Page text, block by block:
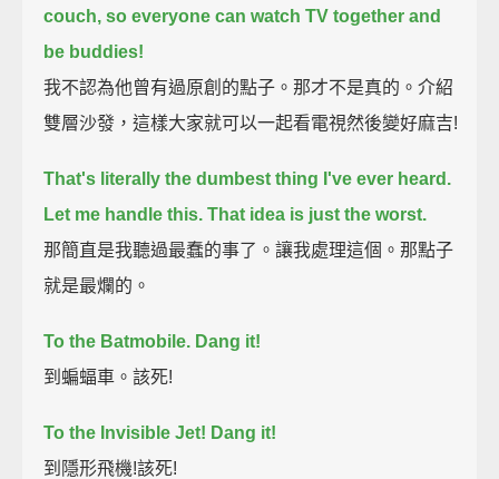
couch, so everyone can watch TV together and
be buddies!
我不認為他曾有過原創的點子。那才不是真的。介紹
雙層沙發，這樣大家就可以一起看電視然後變好麻吉!
That's literally the dumbest thing I've ever heard.
Let me handle this. That idea is just the worst.
那簡直是我聽過最蠢的事了。讓我處理這個。那點子
就是最爛的。
To the Batmobile. Dang it!
到蝙蝠車。該死!
To the Invisible Jet! Dang it!
到隱形飛機!該死!